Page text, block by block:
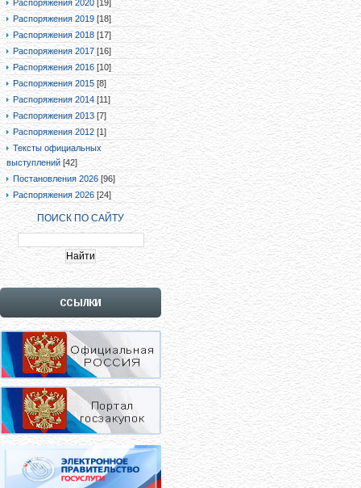
Распоряжения 2020 [19]
Распоряжения 2019 [18]
Распоряжения 2018 [17]
Распоряжения 2017 [16]
Распоряжения 2016 [10]
Распоряжения 2015 [8]
Распоряжения 2014 [11]
Распоряжения 2013 [7]
Распоряжения 2012 [1]
Тексты официальных
выступлений [42]
Постановления 2026 [96]
Распоряжения 2026 [24]
ПОИСК ПО САЙТУ